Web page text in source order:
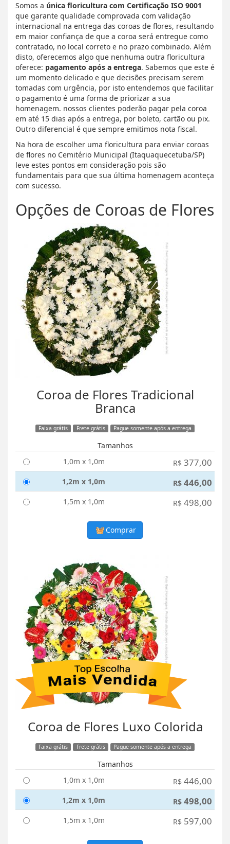
Somos a única floricultura com Certificação ISO 9001
que garante qualidade comprovada com validação
internacional na entrega das coroas de flores, resultando
em maior confiança de que a coroa será entregue como
contratado, no local correto e no prazo combinado. Além
disto, oferecemos algo que nenhuma outra floricultura
oferece: pagamento após a entrega. Sabemos que este é
um momento delicado e que decisões precisam serem
tomadas com urgência, por isto entendemos que facilitar
o pagamento é uma forma de priorizar a sua
homenagem. nossos clientes poderão pagar pela coroa
em até 15 dias após a entrega, por boleto, cartão ou pix.
Outro diferencial é que sempre emitimos nota fiscal.
Na hora de escolher uma floricultura para enviar coroas
de flores no Cemitério Municipal (Itaquaquecetuba/SP)
leve estes pontos em consideração pois são
fundamentais para que sua última homenagem aconteça
com sucesso.
Opções de Coroas de Flores
Coroa de Flores Tradicional
Branca
Faixa grátis Frete grátis Pague somente após a entrega
Tamanhos
1,0m x 1,0m
R$ 377,00
1,2m x 1,0m R$ 446,00
1,5m x 1,0m R$ 498,00
Comprar
Coroa de Flores Luxo Colorida
Faixa grátis Frete grátis Pague somente após a entrega
Tamanhos
1,0m x 1,0m
R$ 446,00
1,2m x 1,0m R$ 498,00
1,5m x 1,0m R$ 597,00